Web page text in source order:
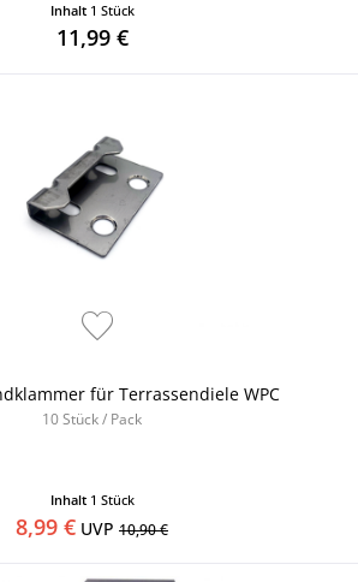
Inhalt 1 Stück
11,99 €
für Terrassendiele WPC
10 Stück / Pack
Inhalt 1 Stück
8,99 € UVP 10,90 €